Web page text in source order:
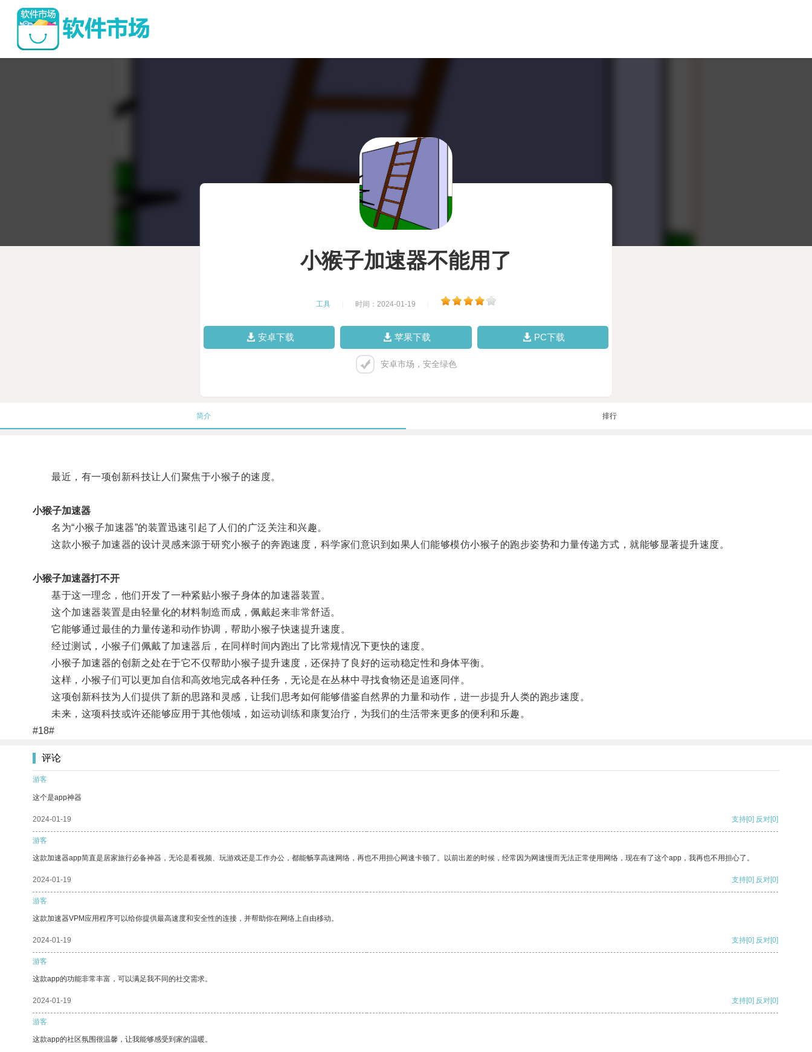
小猴子加速器不能用了
工具 时间：2024-01-19
安卓下载 苹果下载 PC下载
安卓市场，安全绿色
简介 排行
最近，有一项创新科技让人们聚焦于小猴子的速度。
小猴子加速器
名为“小猴子加速器”的装置迅速引起了人们的广泛关注和兴趣。
这款小猴子加速器的设计灵感来源于研究小猴子的奔跑速度，科学家们意识到如果人们能够模仿小猴子的跑步姿势和力量传递方式，就能够显著提升速度。
小猴子加速器打不开
基于这一理念，他们开发了一种紧贴小猴子身体的加速器装置。
这个加速器装置是由轻量化的材料制造而成，佩戴起来非常舒适。
它能够通过最佳的力量传递和动作协调，帮助小猴子快速提升速度。
经过测试，小猴子们佩戴了加速器后，在同样时间内跑出了比常规情况下更快的速度。
小猴子加速器的创新之处在于它不仅帮助小猴子提升速度，还保持了良好的运动稳定性和身体平衡。
这样，小猴子们可以更加自信和高效地完成各种任务，无论是在丛林中寻找食物还是追逐同伴。
这项创新科技为人们提供了新的思路和灵感，让我们思考如何能够借鉴自然界的力量和动作，进一步提升人类的跑步速度。
未来，这项科技或许还能够应用于其他领域，如运动训练和康复治疗，为我们的生活带来更多的便利和乐趣。
#18#
评论
游客
这个是app神器
2024-01-19 支持[0] 反对[0]
游客
这款加速器app简直是居家旅行必备神器，无论是看视频、玩游戏还是工作办公，都能畅享高速网络，再也不用担心网速卡顿了。以前出差的时候，经常因为网速慢而无法正常使用网络，现在有了这个app，我再也不用担心了。
2024-01-19 支持[0] 反对[0]
游客
这款加速器VPM应用程序可以给你提供最高速度和安全性的连接，并帮助你在网络上自由移动。
2024-01-19 支持[0] 反对[0]
游客
这款app的功能非常丰富，可以满足我不同的社交需求。
2024-01-19 支持[0] 反对[0]
游客
这款app的社区氛围很温馨，让我能够感受到家的温暖。